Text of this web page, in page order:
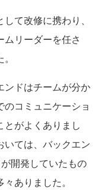
て改修に携わり、
リーダーを任さ
ドはチームが分か
コミュニケーショ
とがよくありまし
いては、バックエン
開発していたもの
ありました。